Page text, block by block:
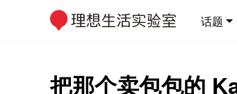
话题
把那个卖包包的